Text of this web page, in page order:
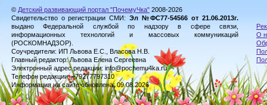
© Детский развивающий портал "ПочемуЧка" 2008-2026
Свидетельство о регистрации СМИ: Эл №ФС77-54566 от 21.06.2013г.
выдано Федеральной службой по надзору в сфере связи,
информационных технологий и массовых коммуникаций
(РОСКОМНАДЗОР).
Соучредители: ИП Львова Е.С., Власова Н.В.
Главный редактор: Львова Елена Сергеевна
Электронный адрес редакции: info@pochemu4ka.ru
Телефон редакции: +79277797310
Информация на сайте обновлена: 09.08.2026
О